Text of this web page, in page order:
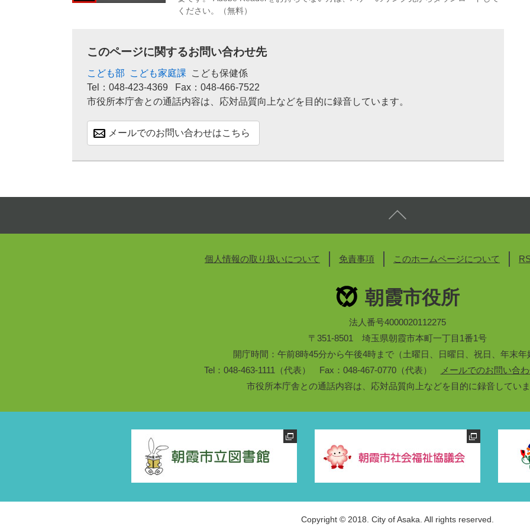
ください。（無料）
このページに関するお問い合わせ先
こども部 こども家庭課
こども保健係
Tel：048-423-4369
Fax：048-466-7522
市役所本庁舎との通話内容は、応対品質向上などを目的に録音しています。
メールでのお問い合わせはこちら
個人情報の取り扱いについて 免責事項 このホームページについて
朝霞市役所
法人番号4000020112275
〒351-8501 埼玉県朝霞市本町一丁目1番1号
開庁時間：午前8時45分から午後4時まで（土曜日、日曜日、祝日、年末年
Tel：048-463-1111（代表） Fax：048-467-0770（代表）
メールでのお問い合
市役所本庁舎との通話内容は、応対品質向上などを目的に録音していま
Copyright © 2018. City of Asaka. All rights reserved.